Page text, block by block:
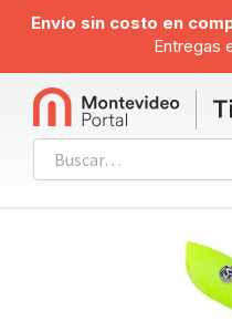
Envío sin costo en
Entregas